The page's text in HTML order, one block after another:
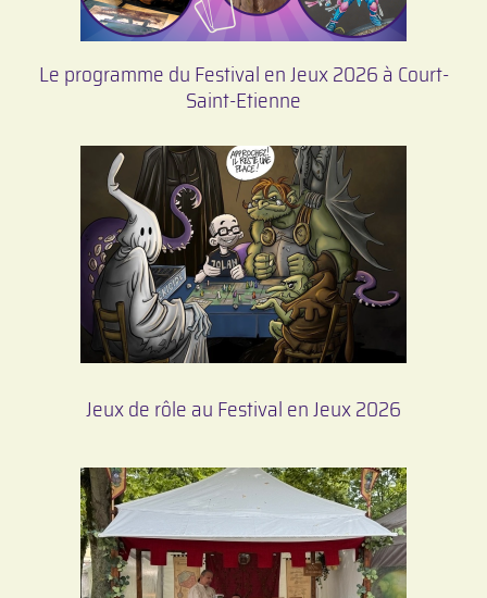
Le programme du Festival en Jeux 2026 à Court-
Saint-Etienne
Jeux de rôle au Festival en Jeux 2026